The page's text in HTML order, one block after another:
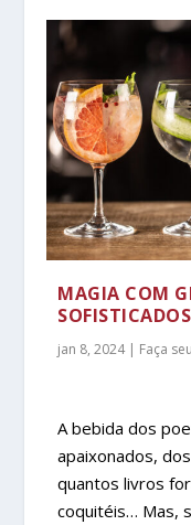
MAGIA COM
SOFISTICADOS
jan 8, 2024| Faça
A bebida dos
apaixonados,
quantos livros
coquitéis… Mas,